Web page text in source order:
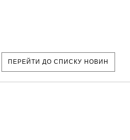
ПЕРЕЙТИ ДО СПИСКУ НОВИН